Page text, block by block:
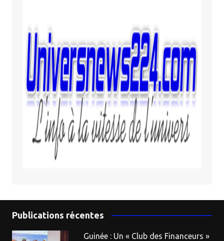
Publications récentes
Guinée : Un « Club des Financeurs »